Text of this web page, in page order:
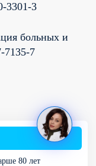
3301-3
больных и
7135-7
80 лет